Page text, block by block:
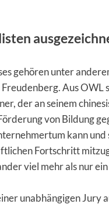
gehören unter
Aus
der an seinem
von Bildung
kann und
Fortschritt
viel mehr als nur
unabhängigen Jury